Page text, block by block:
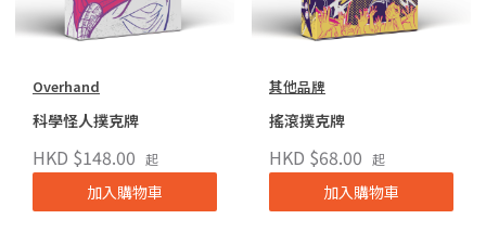
Overhand
科學怪人撲克牌
HKD $148.00 起
加入購物車
其他品牌
搖滾撲克牌
HKD $68.00 起
加入購物車